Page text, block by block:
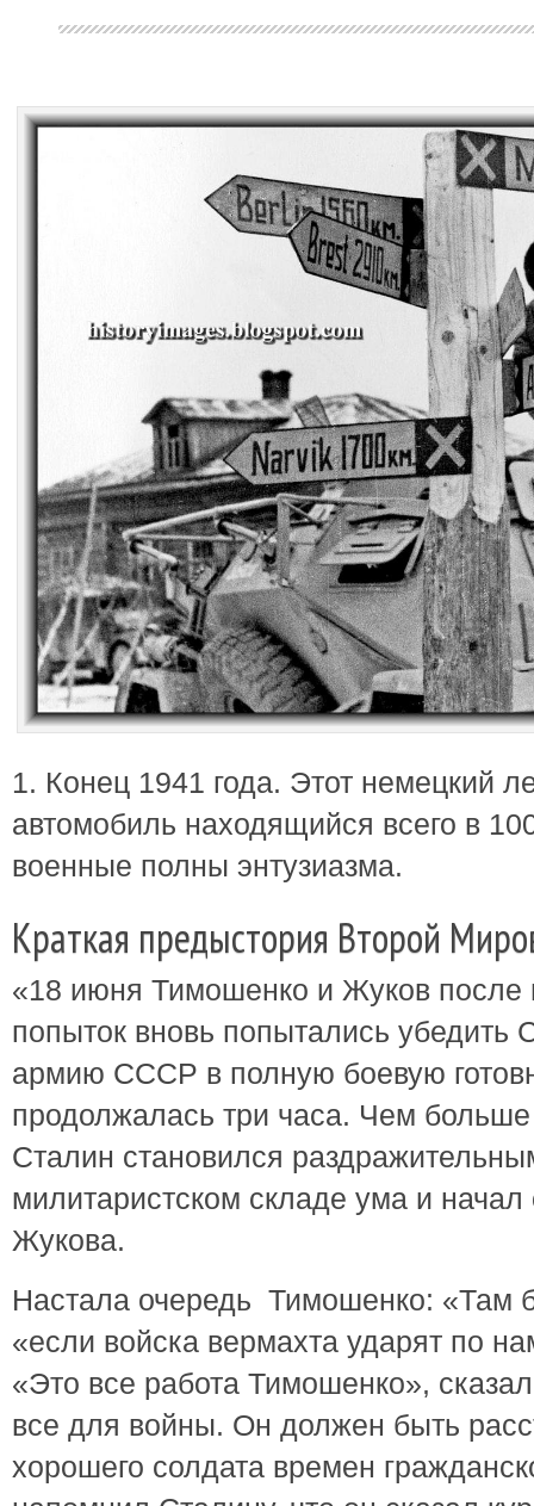
1. Конец 1941 года. Этот немецкий
автомобиль находящийся всего в
военные полны энтузиазма.
Краткая предыстория Второй
«18 июня Тимошенко и Жуков после
попыток вновь попытались убедить
армию СССР в полную боевую
продолжалась три часа. Чем
Сталин становился
милитаристском складе ума и начал
Жукова.
Настала очередь Тимошенко: «Там
«если войска вермахта ударят по
«Это все работа Тимошенко»,
все для войны. Он должен быть
хорошего солдата времен